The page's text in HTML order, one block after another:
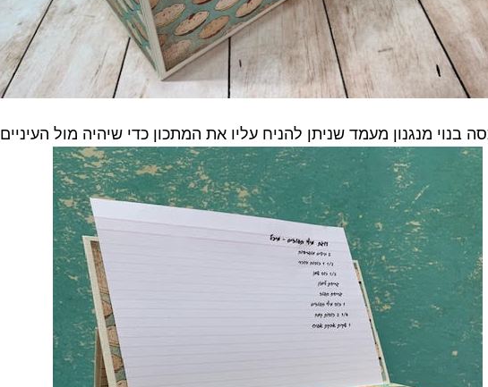
בנוי מנגנון מעמד שניתן להניח עליו את המתכון כדי שיהיה מול העיניים